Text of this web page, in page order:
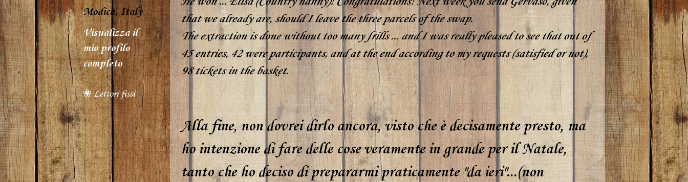
that we already are, should I leave the three parcels of the swap.
The extraction is done without too many frills ... and I was really pleased to see that out of
45 entries, 42 were participants, and at the end according to my requests (satisfied or not),
98 tickets in the basket.
Alla fine, non dovrei dirlo ancora, visto che è decisamente presto, ma
ho intenzione di fare delle cose veramente in grande per il Natale,
tanto che ho deciso di prepararmi praticamente "da ieri"...(non
Modica, Italy
Visualizza il
mio profilo
completo
❀ Lettori fissi